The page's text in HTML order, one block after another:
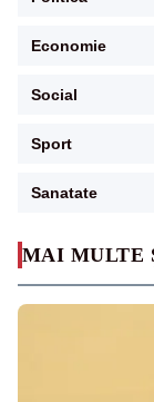
MAI MULTE
Economie
Social
Sport
Sanatate